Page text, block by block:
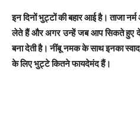
इन दिनों भुट्टों की बहार आई है। ताजा
लेते हैं और अगर उन्हें जब आप सिकते हुए
बना देती है। नींबू नमक के साथ इनका
के लिए भुट्टे कितने फायदेमंद हैं।